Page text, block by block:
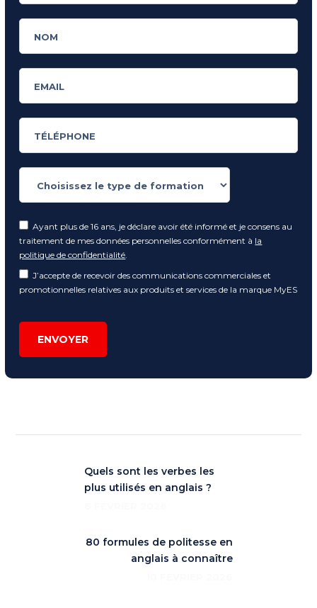
Ayant plus de 16 ans, je déclare avoir été informé et je consens au
traitement de mes données personnelles conformément à la
politique de confidentialité
J’accepte de recevoir des communications commerciales et
promotionnelles relatives aux produits et services de la marque MyES
ENVOYER
Quels sont les verbes les
plus utilisés en anglais ?
80 formules de politesse en
anglais à connaître